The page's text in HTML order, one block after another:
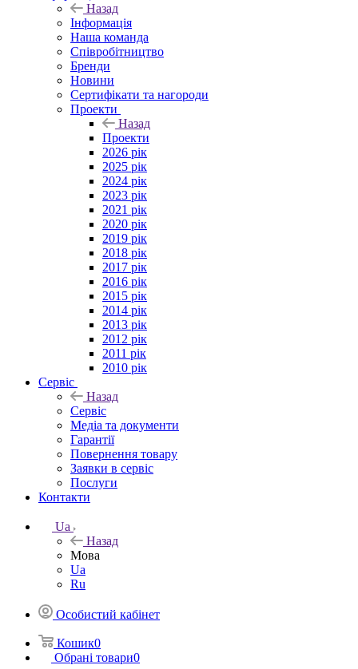
Назад
Інформація
Наша команда
Співробітництво
Бренди
Новини
Сертифікати та нагороди
Проекти
Назад
Проекти
2026 рік
2025 рік
2024 рік
2023 рік
2021 рік
2020 рік
2019 рік
2018 рік
2017 рік
2016 рік
2015 рік
2014 рік
2013 рік
2012 рік
2011 рік
2010 рік
Сервіс
Назад
Сервіс
Медіа та документи
Гарантії
Повернення товару
Заявки в сервіс
Послуги
Контакти
Ua
Назад
Мова
Ua
Ru
Особистий кабінет
Кошик0
Обрані товари0